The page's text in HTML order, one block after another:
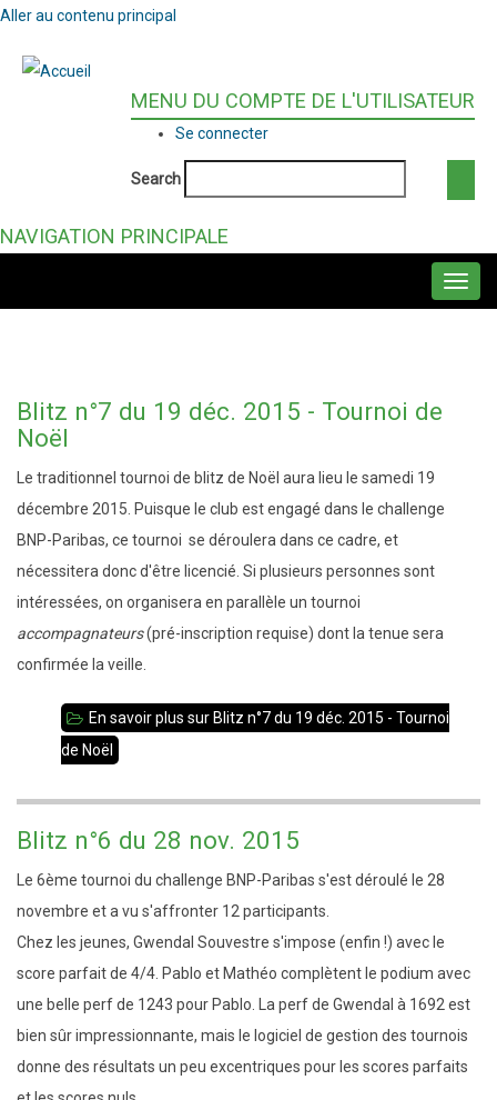
Aller au contenu principal
MENU DU COMPTE DE L'UTILISATEUR
Se connecter
Search
NAVIGATION PRINCIPALE
Blitz n°7 du 19 déc. 2015 - Tournoi de
Noël
Le traditionnel tournoi de blitz de Noël aura lieu le samedi 19
décembre 2015. Puisque le club est engagé dans le challenge
BNP-Paribas, ce tournoi se déroulera dans ce cadre, et
nécessitera donc d'être licencié. Si plusieurs personnes sont
intéressées, on organisera en parallèle un tournoi
accompagnateurs(pré-inscription requise) dont la tenue sera
confirmée la veille.
En savoir plus sur Blitz n°7 du 19 déc. 2015 - Tournoi
de Noël
Blitz n°6 du 28 nov. 2015
Le 6ème tournoi du challenge BNP-Paribas s'est déroulé le 28
novembre et a vu s'affronter 12 participants.
Chez les jeunes, Gwendal Souvestre s'impose (enfin !) avec le
score parfait de 4/4. Pablo et Mathéo complètent le podium avec
une belle perf de 1243 pour Pablo. La perf de Gwendal à 1692 est
bien sûr impressionnante, mais le logiciel de gestion des tournois
donne des résultats un peu excentriques pour les scores parfaits